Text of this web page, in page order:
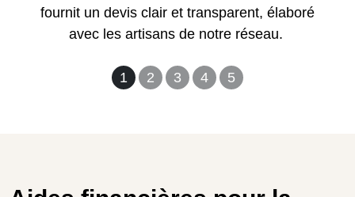
1 2 3 4 5
fournit un devis clair et transparent, élaboré
avec les artisans de notre réseau.